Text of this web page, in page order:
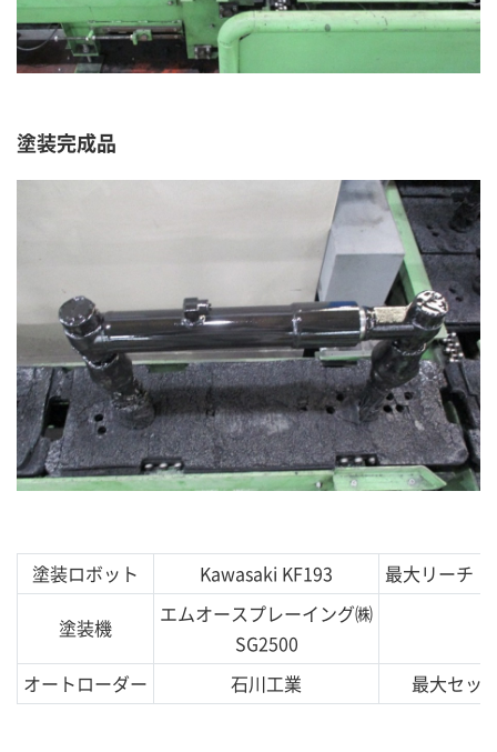
塗装完成品
塗装ロボット Kawasaki KF193 最大リー
塗装機
エムオースプレーイング㈱
SG2500
オートローダー
石川工業 最大セッ